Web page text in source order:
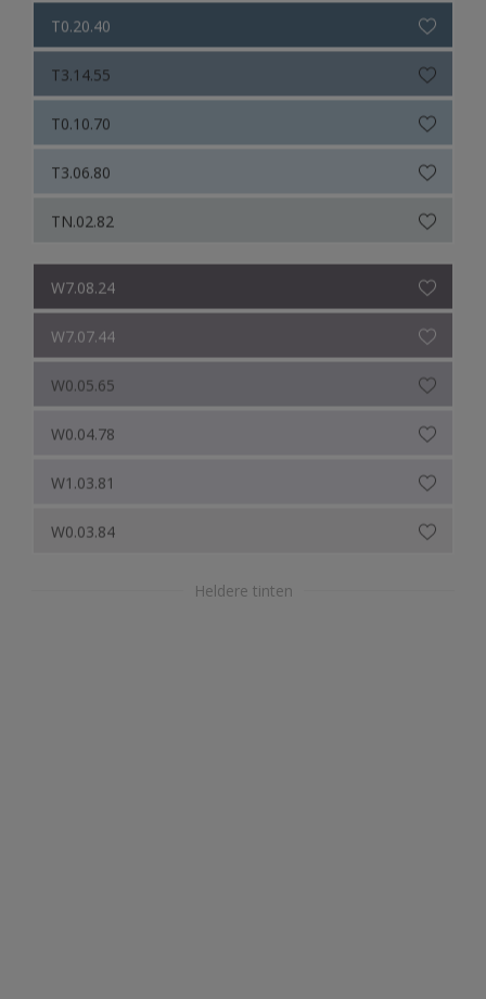
T0.20.40
T3.14.55
T0.10.70
T3.06.80
TN.02.82
W7.08.24
W7.07.44
W0.05.65
Heldere tinten